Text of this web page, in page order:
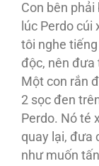
Con bên
lúc Perdo
tôi nghe tiếng
độc, nên đưa
Một con rắn
2 sọc đen
Perdo. Nó té
quay lại, đưa
như muốn